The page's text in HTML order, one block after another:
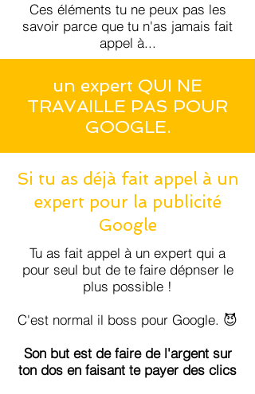
Ces éléments tu ne peux pas les
savoir parce que tu n'as jamais fait
appel à...
un expert QUI NE
TRAVAILLE PAS POUR
GOOGLE.
Si tu as déjà fait appel à un
expert pour la publicité
Google
Tu as fait appel à un expert qui a
pour seul but de te faire dépnser le
plus possible !
C'est normal il boss pour Google. 😈
Son but est de faire de l'argent sur
ton dos en faisant te payer des clics